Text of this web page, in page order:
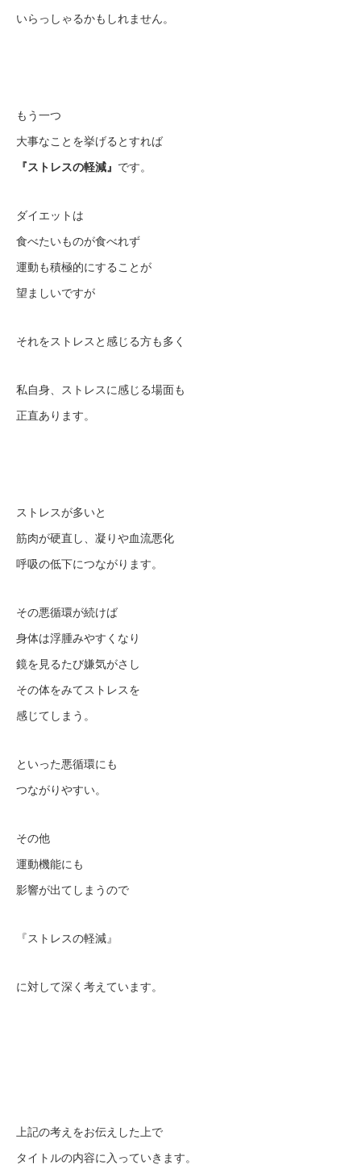
いらっしゃるかもしれません。
もう一つ
大事なことを挙げるとすれば
『ストレスの軽減』 です。
ダイエットは
食べたいものが食べれず
運動も積極的にすることが
望ましいですが
それをストレスと感じる方も多く
私自身、ストレスに感じる場面も
正直あります。
ストレスが多いと
筋肉が硬直し、凝りや血流悪化
呼吸の低下につながります。
その悪循環が続けば
身体は浮腫みやすくなり
鏡を見るたび嫌気がさし
その体をみてストレスを
感じてしまう。
といった悪循環にも
つながりやすい。
その他
運動機能にも
影響が出てしまうので
『ストレスの軽減』
に対して深く考えています。
上記の考えをお伝えした上で
タイトルの内容に入っていきます。